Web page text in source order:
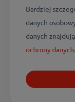
Bardziej
danych
danych
ochrony danych.